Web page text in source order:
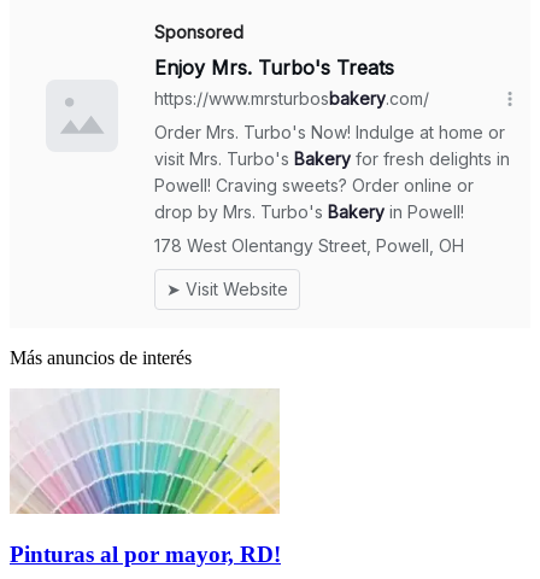
Más anuncios de interés
Pinturas al por mayor, RD!